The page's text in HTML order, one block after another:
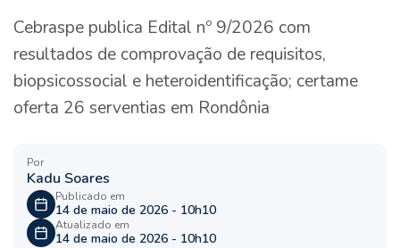
Cebraspe publica Edital nº 9/2026 com
resultados de comprovação de requisitos,
biopsicossocial e heteroidentificação; certame
oferta 26 serventias em Rondônia
Por
Kadu Soares
Publicado em
14 de maio de 2026 - 10h10
Atualizado em
14 de maio de 2026 - 10h10